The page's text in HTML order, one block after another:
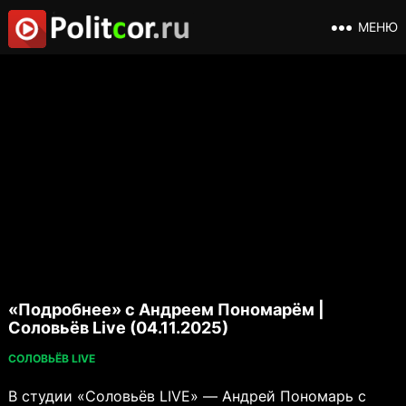
МЕНЮ
«Подробнее» с Андреем Пономарём |
Соловьёв Live (04.11.2025)
СОЛОВЬЁВ LIVE
В студии «Соловьёв LIVE» — Андрей Пономарь с